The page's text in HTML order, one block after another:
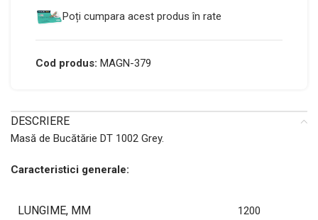
Poți cumpara acest produs în rate
Cod produs: MAGN-379
DESCRIERE
Masă de Bucătărie DT 1002 Grey.
Caracteristici generale:
LUNGIME, MM 1200